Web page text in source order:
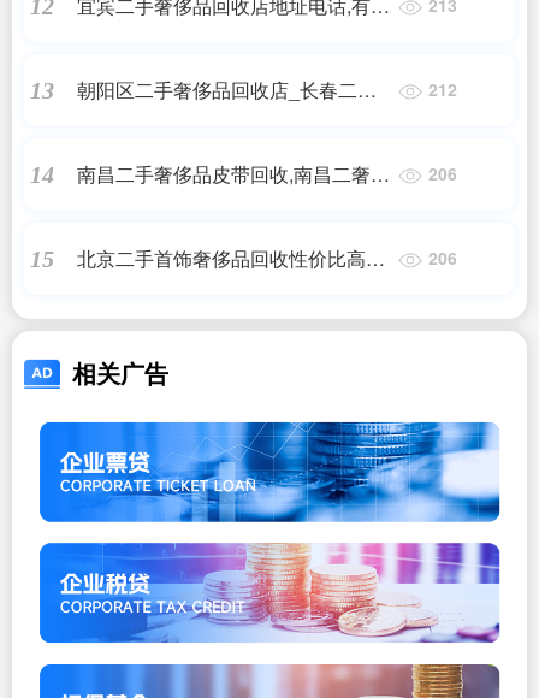
12
宜宾二手奢侈品回收店地址电话,有没
213
13
朝阳区二手奢侈品回收店_长春二手
212
14
南昌二手奢侈品皮带回收,南昌二奢陈
206
15
北京二手首饰奢侈品回收性价比高的
206
相关广告